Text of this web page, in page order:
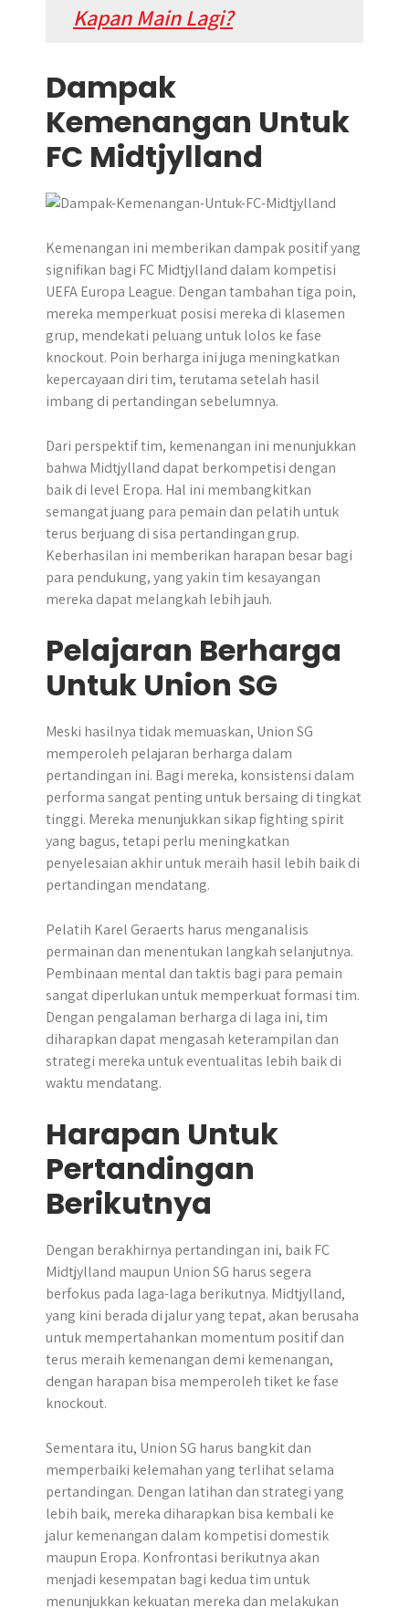
Kapan Main Lagi?
Dampak
Kemenangan Untuk
FC Midtjylland
​Kemenangan ini memberikan dampak positif yang
signifikan bagi FC Midtjylland dalam kompetisi
UEFA Europa League. Dengan tambahan tiga poin,
mereka memperkuat posisi mereka di klasemen
grup, mendekati peluang untuk lolos ke fase
knockout. Poin berharga ini juga meningkatkan
kepercayaan diri tim, terutama setelah hasil
imbang di pertandingan sebelumnya.
Dari perspektif tim, kemenangan ini menunjukkan
bahwa Midtjylland dapat berkompetisi dengan
baik di level Eropa. Hal ini membangkitkan
semangat juang para pemain dan pelatih untuk
terus berjuang di sisa pertandingan grup.
Keberhasilan ini memberikan harapan besar bagi
para pendukung, yang yakin tim kesayangan
mereka dapat melangkah lebih jauh.
Pelajaran Berharga
Untuk Union SG
Meski hasilnya tidak memuaskan, Union SG
memperoleh pelajaran berharga dalam
pertandingan ini. Bagi mereka, konsistensi dalam
performa sangat penting untuk bersaing di tingkat
tinggi. Mereka menunjukkan sikap fighting spirit
yang bagus, tetapi perlu meningkatkan
penyelesaian akhir untuk meraih hasil lebih baik di
pertandingan mendatang.
Pelatih Karel Geraerts harus menganalisis
permainan dan menentukan langkah selanjutnya.
Pembinaan mental dan taktis bagi para pemain
sangat diperlukan untuk memperkuat formasi tim.
Dengan pengalaman berharga di laga ini, tim
diharapkan dapat mengasah keterampilan dan
strategi mereka untuk eventualitas lebih baik di
waktu mendatang.
Harapan Untuk
Pertandingan
Berikutnya
Dengan berakhirnya pertandingan ini, baik FC
Midtjylland maupun Union SG harus segera
berfokus pada laga-laga berikutnya. Midtjylland,
yang kini berada di jalur yang tepat, akan berusaha
untuk mempertahankan momentum positif dan
terus meraih kemenangan demi kemenangan,
dengan harapan bisa memperoleh tiket ke fase
knockout.
Sementara itu, Union SG harus bangkit dan
memperbaiki kelemahan yang terlihat selama
pertandingan. Dengan latihan dan strategi yang
lebih baik, mereka diharapkan bisa kembali ke
jalur kemenangan dalam kompetisi domestik
maupun Eropa. Konfrontasi berikutnya akan
menjadi kesempatan bagi kedua tim untuk
menunjukkan kekuatan mereka dan melakukan